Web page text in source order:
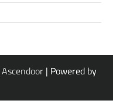
Ascendoor | Powered by